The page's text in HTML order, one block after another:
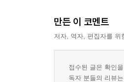
만든 이 코멘트
저자, 역자, 편집자를 위
접수된 글은 확인
독자 분들의 리뷰